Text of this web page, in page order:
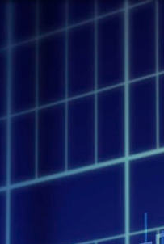
Accéder au contenu principal